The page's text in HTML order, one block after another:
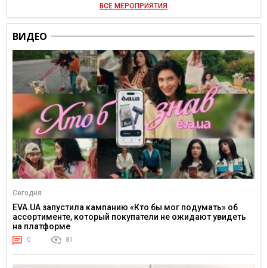
ВСЕ МЕРОПРИЯТИЯ
ВИДЕО
Сегодня
EVA.UA запустила кампанию «Кто бы мог подумать» об
ассортименте, который покупатели не ожидают увидеть
на платформе
0 81